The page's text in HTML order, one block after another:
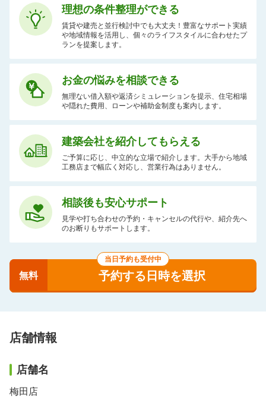
理想の条件整理ができる
賃貸や建売と並行検討中でも大丈夫！豊富なサポート実績
や地域情報を活用し、個々のライフスタイルに合わせたプ
ランを提案します。
お金の悩みを相談できる
無理ない借入額や返済シミュレーションを提示、住宅相場
や隠れた費用、ローンや補助金制度も案内します。
建築会社を紹介してもらえる
ご予算に応じ、中立的な立場で紹介します。大手から地域
工務店まで幅広く対応し、営業行為はありません。
相談後も安心サポート
見学や打ち合わせの予約・キャンセルの代行や、紹介先へ
のお断りもサポートします。
当日予約も受付中
無料 予約する日時を選択
店舗情報
店舗名
梅田店